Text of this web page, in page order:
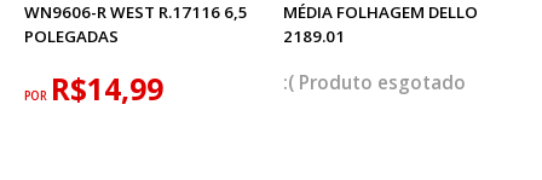
WN9606-R WEST R.17116 6,5
POLEGADAS
POR R$14,99
MÉDIA FOLHAGEM DELLO
2189.01
esgotado